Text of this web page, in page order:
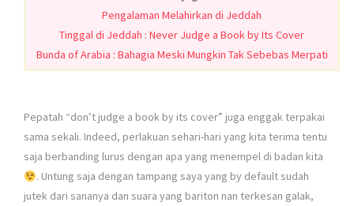
Pengalaman Melahirkan di Jeddah
Tinggal di Jeddah : Never Judge a Book by Its Cover
Bunda of Arabia : Bahagia Meski Mungkin Tak Sebebas Merpati
Pepatah “don’t judge a book by its cover” juga enggak terpakai
sama sekali. Indeed, perlakuan sehari-hari yang kita terima tentu
saja berbanding lurus dengan apa yang menempel di badan kita
. Untung saja dengan tampang saya yang by default sudah
jutek dari sananya dan suara yang bariton nan terkesan galak,